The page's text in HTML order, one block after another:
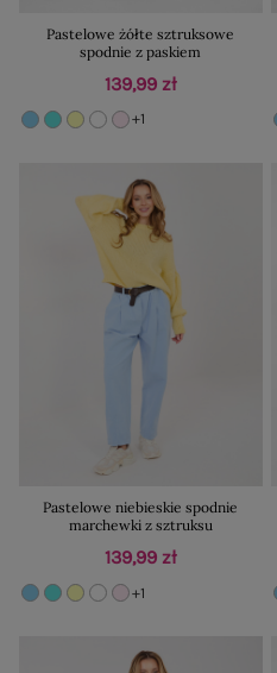
Pastelowe żółte sztruksowe
spodnie z paskiem
139,99 zł
+1
Pastelowe niebieskie spodnie
marchewki z sztruksu
139,99 zł
+1